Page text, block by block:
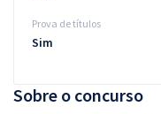
Sobre o concurso
Prova de títulos
Sim